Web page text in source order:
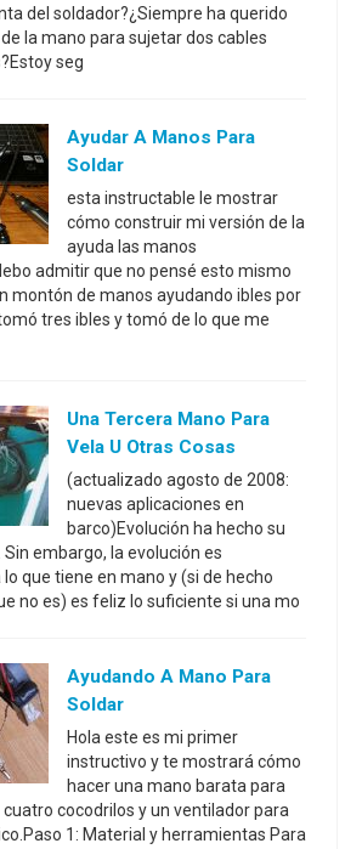
del soldador?¿Siempre ha querido
la mano para sujetar dos cables
seg
Ayudar A Manos Para
Soldar
esta instructable le mostrar
cómo construir mi versión de la
ayuda las manos
admitir que no pensé esto mismo
montón de manos ayudando ibles por
tres ibles y tomó de lo que me
Una Tercera Mano Para
Vela U Otras Cosas
(actualizado agosto de 2008:
nuevas aplicaciones en
barco)Evolución ha hecho su
embargo, la evolución es
que tiene en mano y (si de hecho
no es) es feliz lo suficiente si una mo
Ayudando A Mano Para
Soldar
Hola este es mi primer
instructivo y te mostrará cómo
hacer una mano barata para
cocodrilos y un ventilador para
1: Material y herramientas Para